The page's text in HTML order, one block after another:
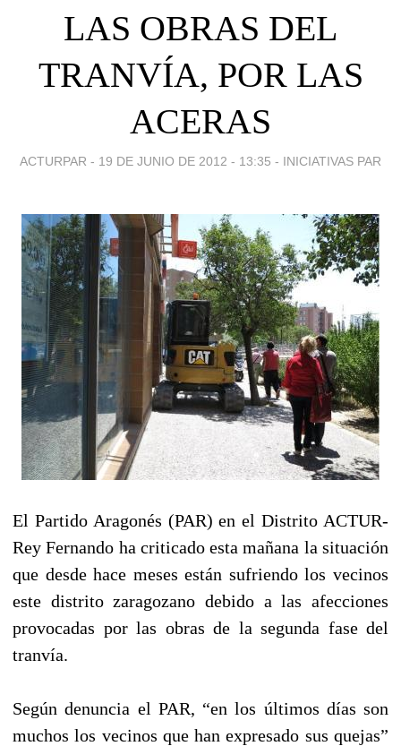
LAS OBRAS DEL
TRANVÍA, POR LAS
ACERAS
ACTURPAR - 19 DE JUNIO DE 2012 - 13:35 - INICIATIVAS PAR
El Partido Aragonés (PAR) en el Distrito ACTUR-
Rey Fernando ha criticado esta mañana la situación
que desde hace meses están sufriendo los vecinos
este distrito zaragozano debido a las afecciones
provocadas por las obras de la segunda fase del
tranvía.
Según denuncia el PAR, “en los últimos días son
muchos los vecinos que han expresado sus quejas”